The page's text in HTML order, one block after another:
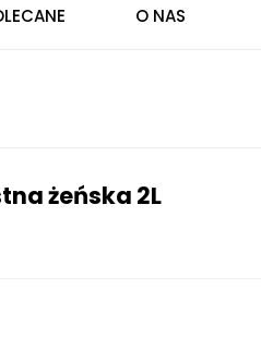
O NAS
żeńska 2L